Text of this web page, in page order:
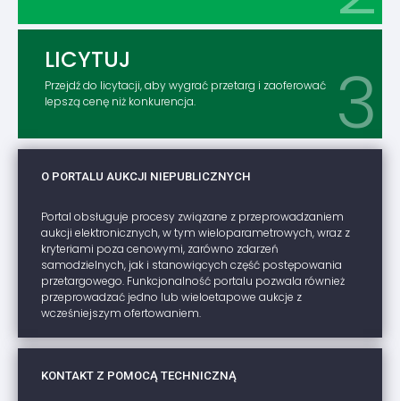
LICYTUJ
Przejdź do licytacji, aby wygrać przetarg i zaoferować
lepszą cenę niż konkurencja.
O PORTALU AUKCJI NIEPUBLICZNYCH
Portal obsługuje procesy związane z przeprowadzaniem
aukcji elektronicznych, w tym wieloparametrowych, wraz z
kryteriami poza cenowymi, zarówno zdarzeń
samodzielnych, jak i stanowiących część postępowania
przetargowego. Funkcjonalność portalu pozwala również
przeprowadzać jedno lub wieloetapowe aukcje z
wcześniejszym ofertowaniem.
KONTAKT Z POMOCĄ TECHNICZNĄ